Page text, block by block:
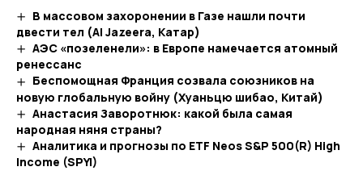
В массовом захоронении в Газе нашли почти
двести тел (Al Jazeera, Катар)
АЭС «позеленели»: в Европе намечается атомный
ренессанс
Беспомощная Франция созвала союзников на
новую глобальную войну (Хуаньцю шибао, Китай)
Анастасия Заворотнюк: какой была самая
народная няня страны?
Аналитика и прогнозы по ETF Neos S&P 500(R) High
Income (SPYI)